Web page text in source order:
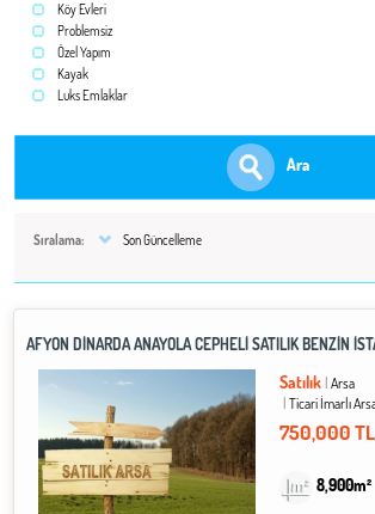
Köy Evleri
Problemsiz
Özel Yapım
Kayak
Luks Emlaklar
Ara
Sıralama:
Son Güncelleme
AFYON DİNARDA ANAYOLA CEPHELİ SATILIK BENZİN
Satılık Arsa
Ticari İmarlı
750,000 TL
8,900m²